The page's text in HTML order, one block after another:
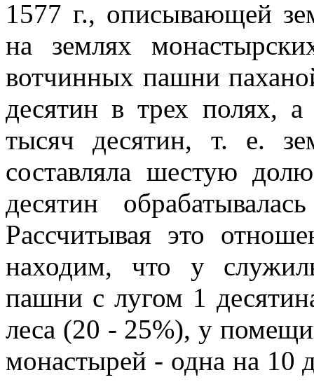
1577 г., описывающей
на землях
вотчинных пашни
десятин в трех полях,
тысяч десятин, т. е.
составляла шестую
десятин
Рассчитывая это
находим, что у
пашни с лугом 1
леса (20 - 25%), у
монастырей - одна на 10